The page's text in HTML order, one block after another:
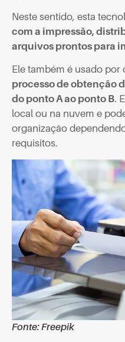
Neste sentido, esta
com a impressão,
arquivos prontos para
Ele também é usado por
processo de obtenção
do ponto A ao ponto B.
local ou na nuvem e
organização
requisitos.
Fonte: Freepik